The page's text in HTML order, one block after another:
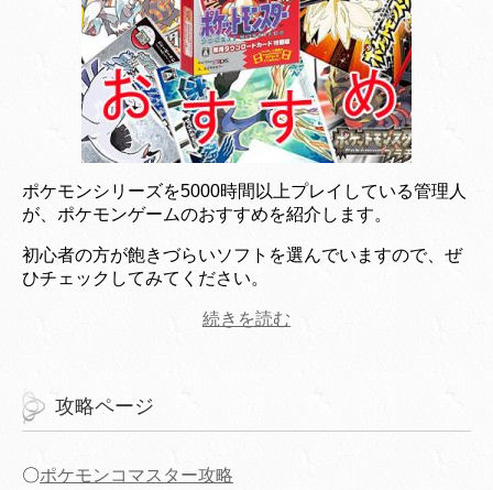
ポケモンシリーズを5000時間以上プレイしている管理人
が、ポケモンゲームのおすすめを紹介します。
初心者の方が飽きづらいソフトを選んでいますので、ぜ
ひチェックしてみてください。
続きを読む
攻略ページ
〇ポケモンコマスター攻略